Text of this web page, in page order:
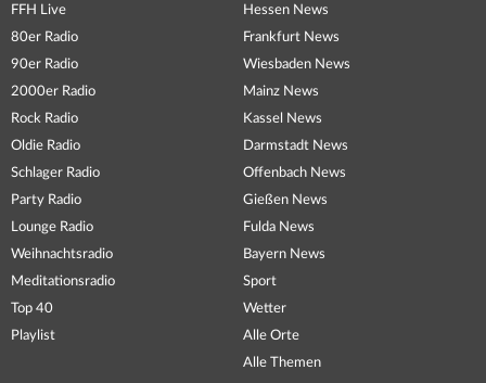
FFH Live
80er Radio
90er Radio
2000er Radio
Rock Radio
Oldie Radio
Schlager Radio
Party Radio
Lounge Radio
Weihnachtsradio
Meditationsradio
Top 40
Playlist
Hessen News
Frankfurt News
Wiesbaden News
Mainz News
Kassel News
Darmstadt News
Offenbach News
Gießen News
Fulda News
Bayern News
Sport
Wetter
Alle Orte
Alle Themen